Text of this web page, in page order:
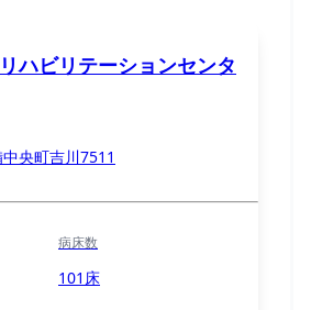
ハビリテーションセンタ
央町吉川7511
病床数
101床